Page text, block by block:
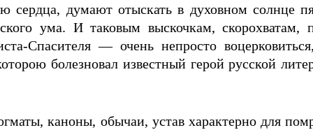
сердца, думают отыскать в духовном солнце
ума. И таковым выскочкам, скорохватам,
Спасителя — очень непросто
болезновал известный герой русской
каноны, обычаи, устав характерно для